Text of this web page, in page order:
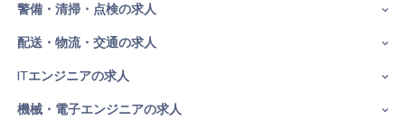
警備・清掃・点検の求人
配送・物流・交通の求人
ITエンジニアの求人
機械・電子エンジニアの求人